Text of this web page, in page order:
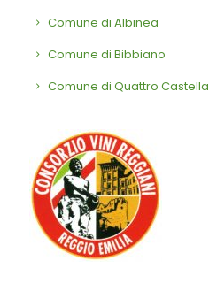
Comune di Albinea
Comune di Bibbiano
Comune di Quattro Castella